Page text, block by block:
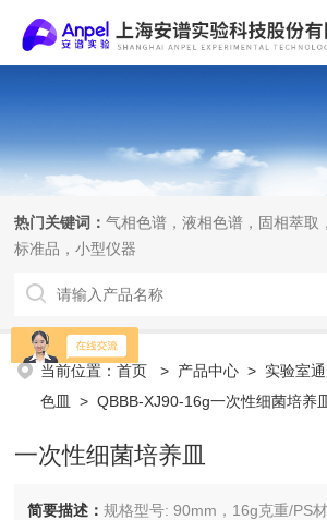
热门关键词：气相色谱，液相色谱，固相萃取
标准品，小型仪器
当前位置：首页 > 产品中心 > 实验室
色皿
> QBBB-XJ90-16g一次性细菌培养
一次性细菌培养皿
简要描述：规格型号: 90mm，16g克重/PS